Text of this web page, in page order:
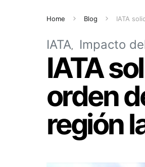
Home Blog IATA
IATA Impacto
IATA
orden
región